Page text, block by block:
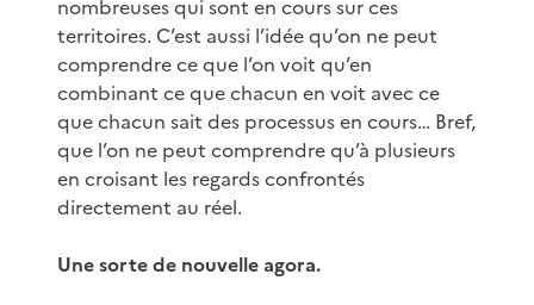
nombreuses qui sont en cours sur ces
territoires. C’est aussi l’idée qu’on ne peut
comprendre ce que l’on voit qu’en
combinant ce que chacun en voit avec ce
que chacun sait des processus en cours… Bref,
que l’on ne peut comprendre qu’à plusieurs
en croisant les regards confrontés
directement au réel.
Une sorte de nouvelle agora.